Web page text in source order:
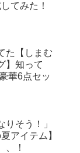
てみた！
た【しまむ
】知って
華6点セッ
りそう！」
アイテム】
、！